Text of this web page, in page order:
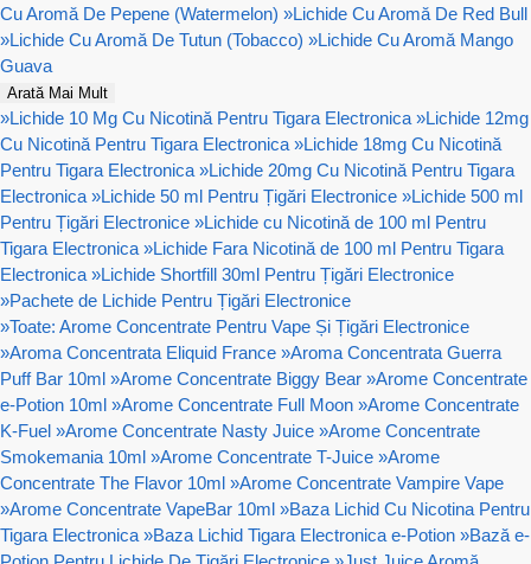
Cu Aromă De Pepene (Watermelon) »Lichide Cu Aromă De Red Bull
»Lichide Cu Aromă De Tutun (Tobacco) »Lichide Cu Aromă Mango
Guava
Arată Mai Mult
»Lichide 10 Mg Cu Nicotină Pentru Tigara Electronica »Lichide 12mg
Cu Nicotină Pentru Tigara Electronica »Lichide 18mg Cu Nicotină
Pentru Tigara Electronica »Lichide 20mg Cu Nicotină Pentru Tigara
Electronica »Lichide 50 ml Pentru Țigări Electronice »Lichide 500 ml
Pentru Țigări Electronice »Lichide cu Nicotină de 100 ml Pentru
Tigara Electronica »Lichide Fara Nicotină de 100 ml Pentru Tigara
Electronica »Lichide Shortfill 30ml Pentru Țigări Electronice
»Pachete de Lichide Pentru Țigări Electronice
»Toate: Arome Concentrate Pentru Vape Și Țigări Electronice
»Aroma Concentrata Eliquid France »Aroma Concentrata Guerra
Puff Bar 10ml »Arome Concentrate Biggy Bear »Arome Concentrate
e-Potion 10ml »Arome Concentrate Full Moon »Arome Concentrate
K-Fuel »Arome Concentrate Nasty Juice »Arome Concentrate
Smokemania 10ml »Arome Concentrate T-Juice »Arome
Concentrate The Flavor 10ml »Arome Concentrate Vampire Vape
»Arome Concentrate VapeBar 10ml »Baza Lichid Cu Nicotina Pentru
Tigara Electronica »Baza Lichid Tigara Electronica e-Potion »Bază e-